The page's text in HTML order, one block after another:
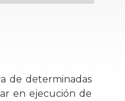
de determinadas
en ejecución de